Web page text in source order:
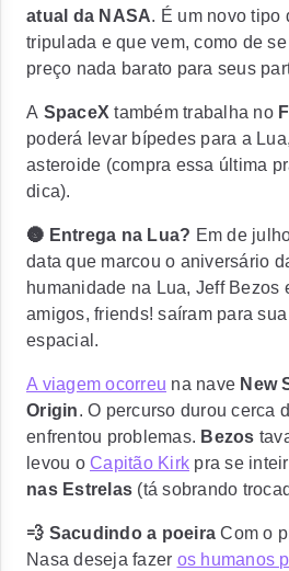
atual da NASA. É um novo tipo
tripulada e que vem, como de
preço nada barato para seus
A SpaceX também trabalha no
poderá levar bípedes para a
asteroide (compra essa última
dica).
🌚 Entrega na Lua? Em de
data que marcou o aniversário
humanidade na Lua, Jeff Bezos
amigos, friends! saíram para
espacial.
A viagem ocorreu na nave New
Origin. O percurso durou cerca
enfrentou problemas. Bezos
levou o Capitão Kirk pra se
nas Estrelas (tá sobrando
💨 Sacudindo a poeira Com o
Nasa deseja fazer os humanos